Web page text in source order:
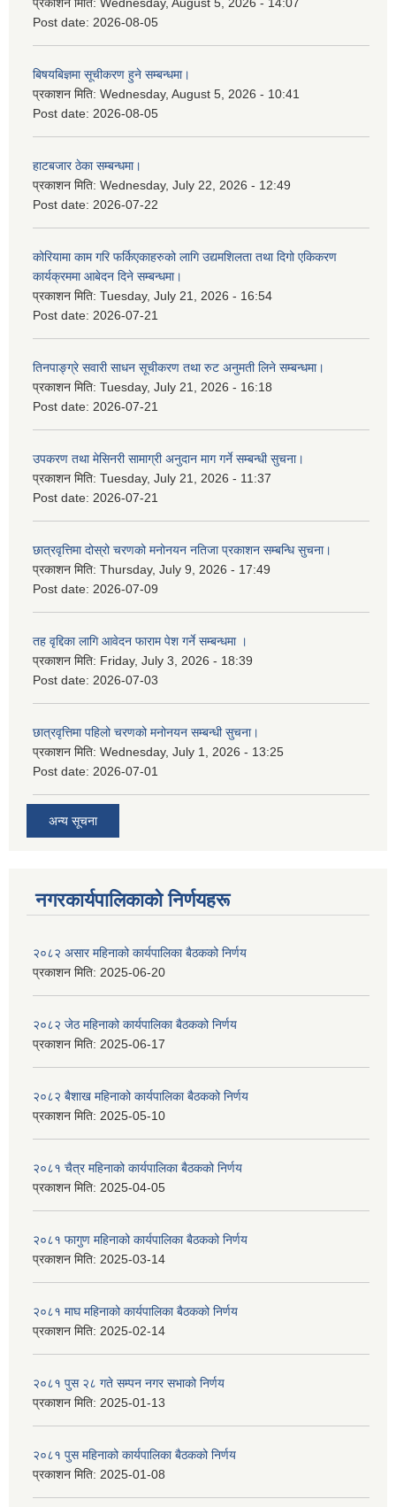
Post date: 2026-08-05
बिषयबिज्ञमा सूचीकरण हुने सम्बन्धमा।
प्रकाशन मिति: Wednesday, August 5, 2026 - 10:41
Post date: 2026-08-05
हाटबजार ठेका सम्बन्धमा।
प्रकाशन मिति: Wednesday, July 22, 2026 - 12:49
Post date: 2026-07-22
कोरियामा काम गरि फर्किएकाहरुको लागि उद्यमशिलता तथा दिगो एकिकरण
कार्यक्रममा आबेदन दिने सम्बन्धमा।
प्रकाशन मिति: Tuesday, July 21, 2026 - 16:54
Post date: 2026-07-21
तिनपाङ्ग्रे सवारी साधन सूचीकरण तथा रुट अनुमती लिने सम्बन्धमा।
प्रकाशन मिति: Tuesday, July 21, 2026 - 16:18
Post date: 2026-07-21
उपकरण तथा मेसिनरी सामाग्री अनुदान माग गर्ने सम्बन्धी सुचना।
प्रकाशन मिति: Tuesday, July 21, 2026 - 11:37
Post date: 2026-07-21
छात्रवृत्तिमा दोस्रो चरणको मनोनयन नतिजा प्रकाशन सम्बन्धि सुचना।
प्रकाशन मिति: Thursday, July 9, 2026 - 17:49
Post date: 2026-07-09
तह वृद्दिका लागि आवेदन फाराम पेश गर्ने सम्बन्धमा ।
प्रकाशन मिति: Friday, July 3, 2026 - 18:39
Post date: 2026-07-03
छात्रवृत्तिमा पहिलो चरणको मनोनयन सम्बन्धी सुचना।
प्रकाशन मिति: Wednesday, July 1, 2026 - 13:25
Post date: 2026-07-01
अन्य सूचना
नगरकार्यपालिकाकाे निर्णयहरू
२०८२ असार महिनाको कार्यपालिका बैठकको निर्णय
प्रकाशन मिति: 2025-06-20
२०८२ जेठ महिनाको कार्यपालिका बैठकको निर्णय
प्रकाशन मिति: 2025-06-17
२०८२ बैशाख महिनाको कार्यपालिका बैठकको निर्णय
प्रकाशन मिति: 2025-05-10
२०८१ चैत्र महिनाको कार्यपालिका बैठकको निर्णय
प्रकाशन मिति: 2025-04-05
२०८१ फागुण महिनाको कार्यपालिका बैठकको निर्णय
प्रकाशन मिति: 2025-03-14
२०८१ माघ महिनाको कार्यपालिका बैठकको निर्णय
प्रकाशन मिति: 2025-02-14
२०८१ पुस २८ गते सम्प‍न नगर सभाको निर्णय
प्रकाशन मिति: 2025-01-13
२०८१ पुस महिनाको कार्यपालिका बैठकको निर्णय
प्रकाशन मिति: 2025-01-08